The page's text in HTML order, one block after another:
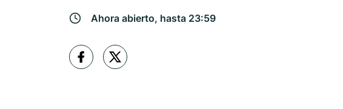
Ahora abierto, hasta 23:59